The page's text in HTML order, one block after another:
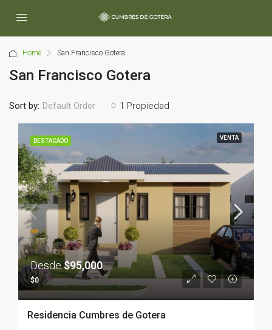
Home San Francisco Gotera
San Francisco Gotera
1 Propiedad
Sort by: Default Order
DESTACADO VENTA
Desde$95,000
$0
Residencia Cumbres de Gotera